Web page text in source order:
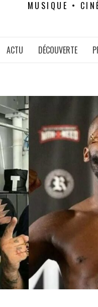
MUSIQUE •
ACTU DÉCOUVERTE